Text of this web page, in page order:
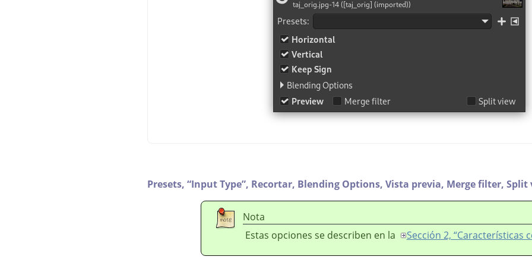
Presets, “Input Type”, Recortar, Blending Options, Vista previa, Merge filter, Split
Nota
Estas opciones se describen en la
Sección 2, “Características